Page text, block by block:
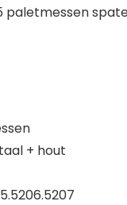
paletmessen
+ hout